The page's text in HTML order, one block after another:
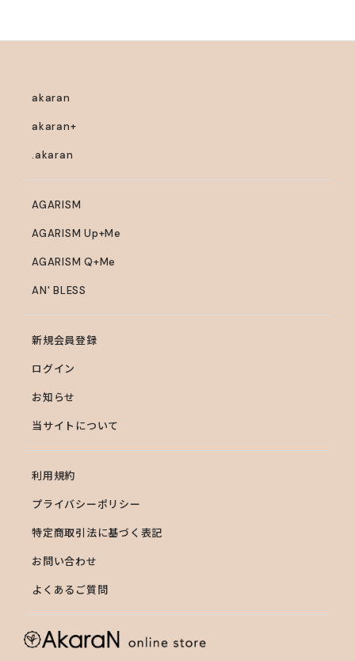
ルロン酸ナトリウム、マリンエラスチン、濃グリセリン、
カエキス、アルニカエキス、L-アラニン、L-セリン、L-バ
リン、L-プロリン、L-スレオニン、L-イソロイシン、L-ヒ
酸グリセリル、塩化アルキルトリメチルアンモニウム、ス
テアルトリモニウムクロリド、脂肪酸ジペンタエリスリチ
物、乳酸Na液、アルギニン、アスパラギン酸、グリシン、
フィトステロール、パラオキシ安息香酸エステル、1，2-ペ
ンタンジオール、ジメチコン、水酸化Na、イソプロパノー
ル、クエン酸Na、クエン酸、フェノキシエタノール、香料
akaran
akaran+
.akaran
AGARISM
AGARISM Up+Me
AGARISM Q+Me
AN' BLESS
新規会員登録
ログイン
お知らせ
当サイトについて
利用規約
プライバシーポリシー
特定商取引法に基づく表記
お問い合わせ
よくあるご質問